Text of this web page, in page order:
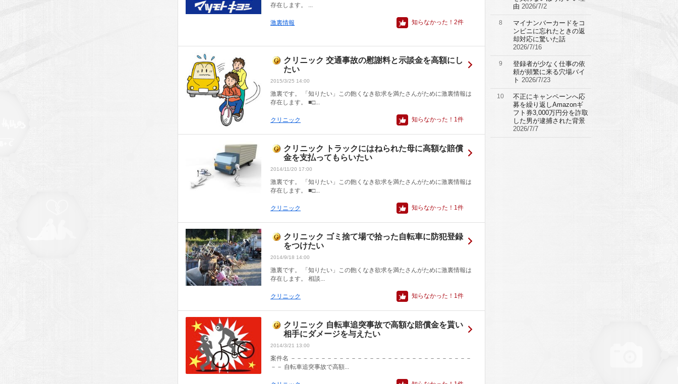
存在します。 ...
激裏情報 知らなかった！ 2件
クリニック 交通事故の慰謝料と示談金を高額にし
たい
2015/3/25 14:00
激裏です。 「知りたい」この飽くなき欲求を満たさんがために激裏情報は
存在します。 ■□...
クリニック 知らなかった！ 1件
クリニック トラックにはねられた母に高額な賠償
金を支払ってもらいたい
2014/11/20 17:00
激裏です。 「知りたい」この飽くなき欲求を満たさんがために激裏情報は
存在します。 ■□...
クリニック 知らなかった！ 1件
クリニック ゴミ捨て場で拾った自転車に防犯登録
をつけたい
2014/9/18 14:00
激裏です。 「知りたい」この飽くなき欲求を満たさんがために激裏情報は
存在します。 相談...
クリニック 知らなかった！ 1件
クリニック 自転車追突事故で高額な賠償金を貰い
相手にダメージを与えたい
2014/3/21 13:00
案件名 －－－－－－－－－－－－－－－－－－－－－－－－－－－－－－
－－ 自転車追突事故で高額...
由 2026/7/2
8
マイナンバーカードをコ
ンビニに忘れたときの返
却対応に驚いた話
2026/7/16
9
登録者が少なく仕事の依
頼が頻繁に来る穴場バイ
ト 2026/7/23
10
不正にキャンペーンへ応
募を繰り返しAmazonギ
フト券3,000万円分を詐取
した男が逮捕された背景
2026/7/7